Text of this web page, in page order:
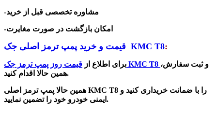
-مشاوره تخصصی قبل از خرید
-امکان بازگشت در صورت مغایرت
KMC T8:
برای اطلاع از قیمت روز پمپ ترمز جک KMC T8 و ثبت سفارش،
همین حالا اقدام کنید.
همین حالا پمپ ترمز اصلی KMC T8 را با ضمانت خریداری کنید و
ایمنی خودرو خود را تضمین نمایید .